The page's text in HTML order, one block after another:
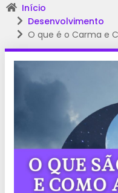
Início
Desenvolvimento
O que é o Carma e